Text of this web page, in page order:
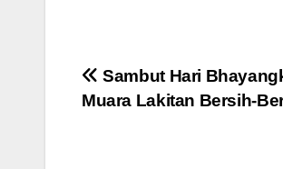
Navigasi
Sambut Hari
Muara Lakitan Bersih-